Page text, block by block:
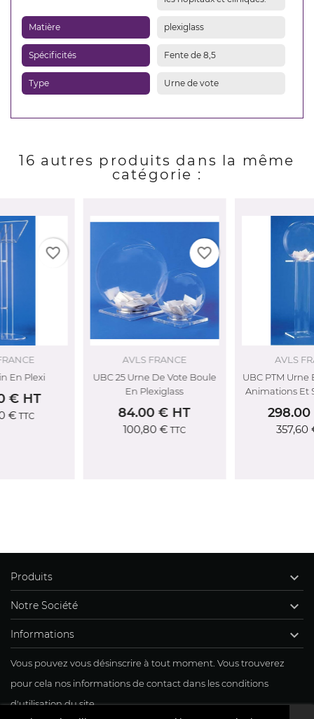
Matière plexiglass
Spécificités Fente de 8,5
Type Urne de vote
16 autres produits dans la même
catégorie :
UBC 25 Urne De Vote Boule
84.00 € HT
favorite_border
UBC PTM Urne En Plexi Pour
Animations Et Sondages -...
298.00 € HT
favorite_border
Informations 
Vous pouvez vous désinscrire à tout moment. Vous trouverez
pour cela nos informations de contact dans les conditions
d'utilisation du site.
Produits 
Notre Société 